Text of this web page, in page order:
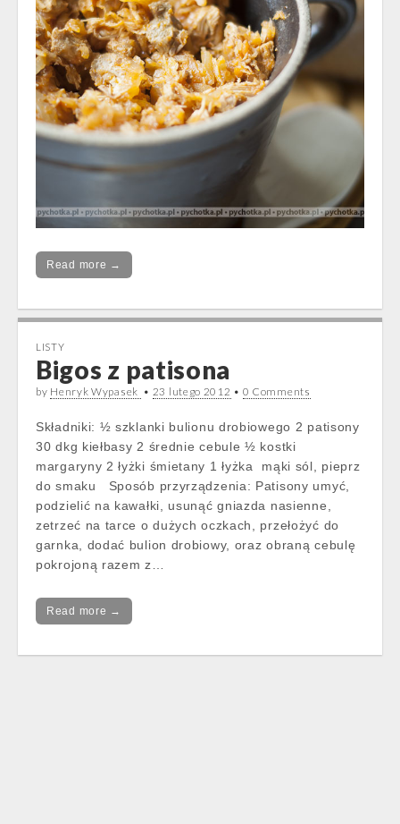
Read more →
LISTY
Bigos z patisona
by Henryk Wypasek • 23 lutego 2012 • 0 Comments
Składniki: ½ szklanki bulionu drobiowego 2 patisony
30 dkg kiełbasy 2 średnie cebule ½ kostki
margaryny 2 łyżki śmietany 1 łyżka mąki sól, pieprz
do smaku Sposób przyrządzenia: Patisony umyć,
podzielić na kawałki, usunąć gniazda nasienne,
zetrzeć na tarce o dużych oczkach, przełożyć do
garnka, dodać bulion drobiowy, oraz obraną cebulę
pokrojoną razem z…
Read more →